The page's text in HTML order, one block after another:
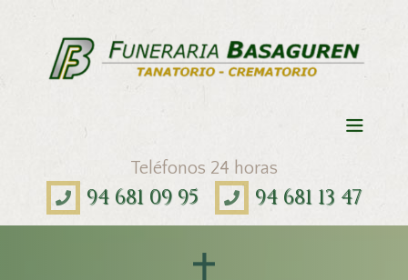
Teléfonos 24 horas
94 681 09 95 94 681 13 47